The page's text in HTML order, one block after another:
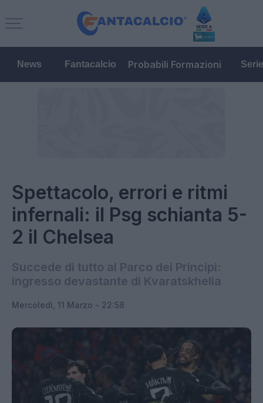
News Fantacalcio Probabili Formazioni
Spettacolo, errori e ritmi
infernali: il Psg schianta 5-
2 il Chelsea
Succede di tutto al Parco dei Principi:
ingresso devastante di Kvaratskhelia
Mercoledì, 11 Marzo - 22:58